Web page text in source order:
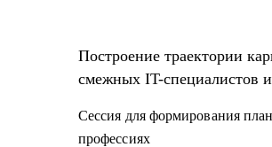
Построение траектории
смежных IT-специалистов
Сессия для формирования
профессиях